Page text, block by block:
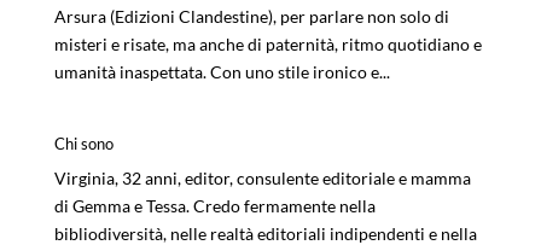
Arsura (Edizioni Clandestine), per parlare non solo di
misteri e risate, ma anche di paternità, ritmo quotidiano e
umanità inaspettata. Con uno stile ironico e...
Chi sono
Virginia, 32 anni, editor, consulente editoriale e mamma
di Gemma e Tessa. Credo fermamente nella
bibliodiversità, nelle realtà editoriali indipendenti e nella